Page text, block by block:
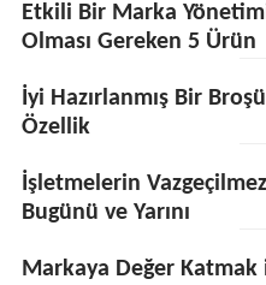
Etkili Bir Marka
Olması Gereken 5 Ürün
İyi Hazırlanmış Bir
Özellik
İşletmelerin
Bugünü ve Yarını
Markaya Değer